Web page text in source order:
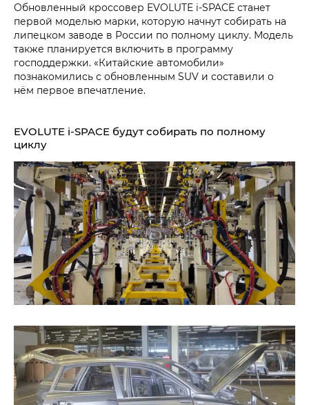
Обновленный кроссовер EVOLUTE i‑SPACE станет
первой моделью марки, которую начнут собирать на
липецком заводе в России по полному циклу. Модель
также планируется включить в программу
господдержки. «Китайские автомобили»
познакомились с обновленным SUV и составили о
нём первое впечатление.
EVOLUTE i‑SPACE будут собирать по полному
циклу